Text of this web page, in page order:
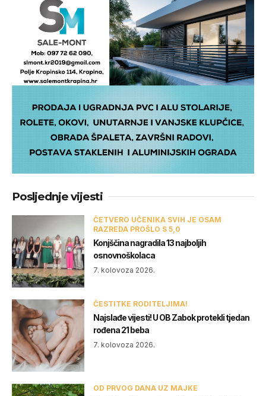
Posljednje vijesti
ČETVERO UČENIKA SVIH JE OSAM
RAZREDA PROŠLO S 5,0
Konjščina nagradila 13 najboljih
osnovnoškolaca
7. kolovoza 2026.
ČESTITKE RODITELJIMA!
Najslađe vijesti! U OB Zabok protekli tjedan
rođena 21 beba
7. kolovoza 2026.
OD PRVOG DANA UZ MAJKE